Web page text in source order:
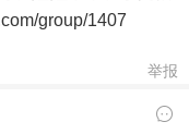
group/1407
举报